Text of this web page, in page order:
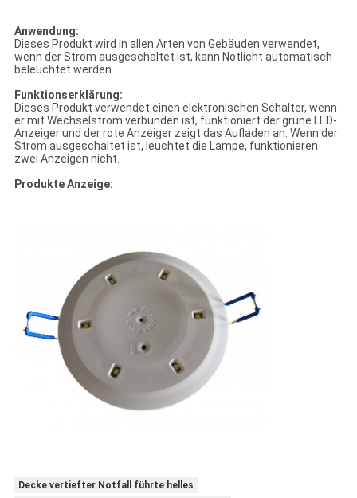
Anwendung:
Dieses Produkt wird in allen Arten von Gebäuden verwendet,
wenn der Strom ausgeschaltet ist, kann Notlicht automatisch
beleuchtet werden.
Funktionserklärung:
Dieses Produkt verwendet einen elektronischen Schalter, wenn
er mit Wechselstrom verbunden ist, funktioniert der grüne LED-
Anzeiger und der rote Anzeiger zeigt das Aufladen an. Wenn der
Strom ausgeschaltet ist, leuchtet die Lampe, funktionieren
zwei Anzeigen nicht.
Produkte Anzeige:
Decke vertiefter Notfall führte helles